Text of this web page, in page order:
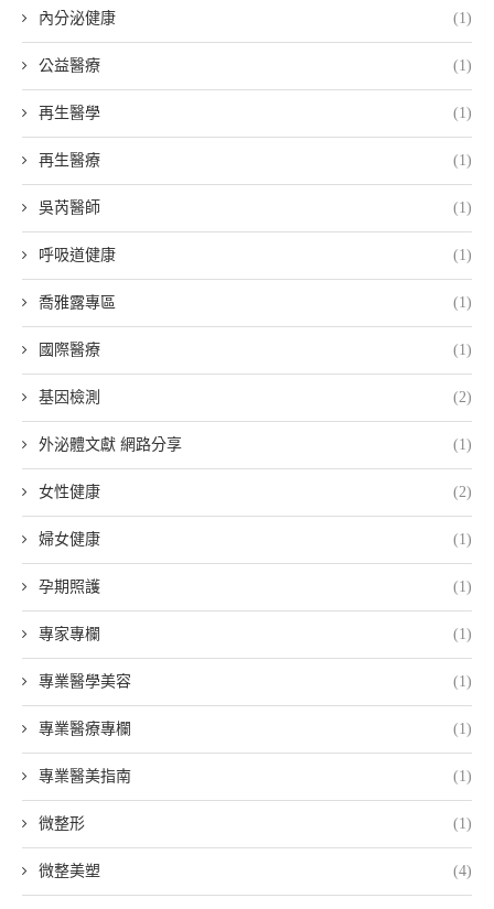
內分泌健康 (1)
公益醫療 (1)
再生醫學 (1)
再生醫療 (1)
吳芮醫師 (1)
呼吸道健康 (1)
喬雅露專區 (1)
國際醫療 (1)
基因檢測 (2)
外泌體文獻 網路分享 (1)
女性健康 (2)
婦女健康 (1)
孕期照護 (1)
專家專欄 (1)
專業醫學美容 (1)
專業醫療專欄 (1)
專業醫美指南 (1)
微整形 (1)
微整美塑 (4)